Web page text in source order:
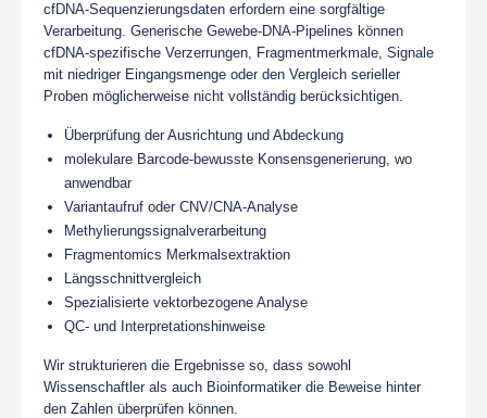
cfDNA-Sequenzierungsdaten erfordern eine sorgfältige
Verarbeitung. Generische Gewebe-DNA-Pipelines können
cfDNA-spezifische Verzerrungen, Fragmentmerkmale, Signale
mit niedriger Eingangsmenge oder den Vergleich serieller
Proben möglicherweise nicht vollständig berücksichtigen.
Überprüfung der Ausrichtung und Abdeckung
molekulare Barcode-bewusste Konsensgenerierung, wo
anwendbar
Variantaufruf oder CNV/CNA-Analyse
Methylierungssignalverarbeitung
Fragmentomics Merkmalsextraktion
Längsschnittvergleich
Spezialisierte vektorbezogene Analyse
QC- und Interpretationshinweise
Wir strukturieren die Ergebnisse so, dass sowohl
Wissenschaftler als auch Bioinformatiker die Beweise hinter
den Zahlen überprüfen können.